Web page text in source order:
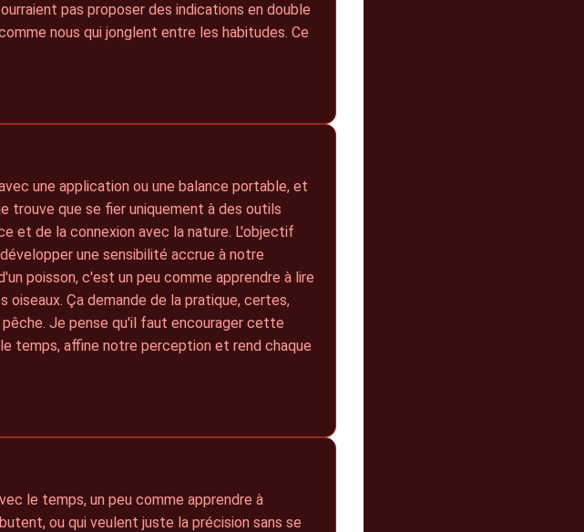
pas proposer des indications en double
nous qui jonglent entre les habitudes. Ce
une application ou une balance portable, et
trouve que se fier uniquement à des outils
et de la connexion avec la nature. L'objectif
une sensibilité accrue à notre
poisson, c'est un peu comme apprendre à lire
Ça demande de la pratique, certes,
Je pense qu'il faut encourager cette
temps, affine notre perception et rend chaque
le temps, un peu comme apprendre à
ou qui veulent juste la précision sans se